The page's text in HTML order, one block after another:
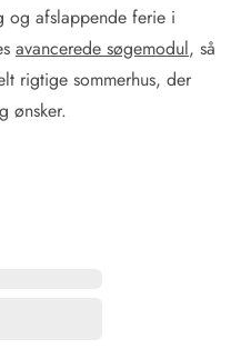
afslappende ferie i
avancerede søgemodul, så
rigtige sommerhus, der
ønsker.